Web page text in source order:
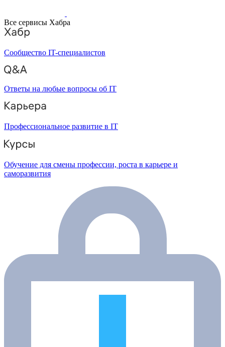
Все сервисы Хабра
Сообщество IT-специалистов
Ответы на любые вопросы об IT
Профессиональное развитие в IT
Обучение для смены профессии, роста в карьере и
саморазвития